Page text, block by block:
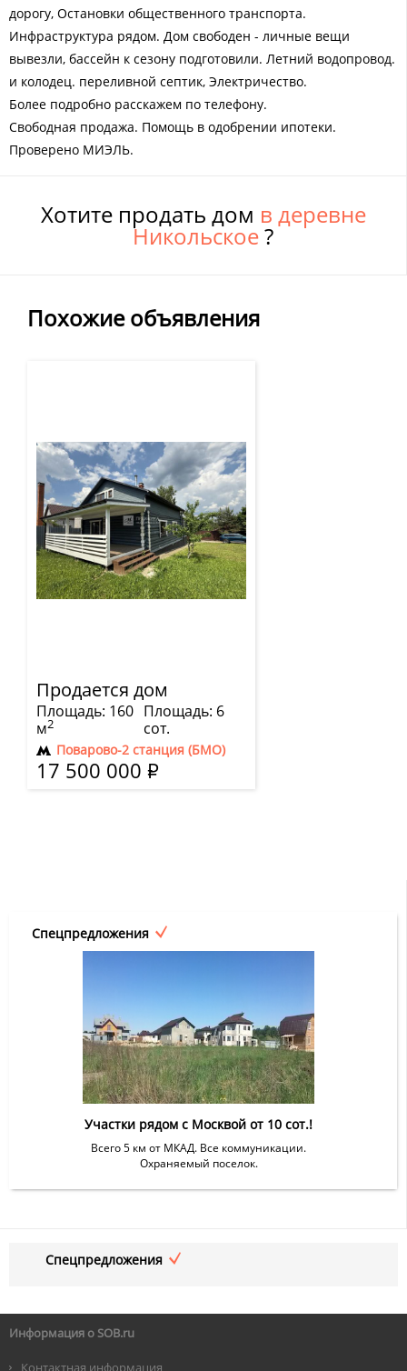
дорогу, Остановки общественного транспорта.
Инфраструктура рядом. Дом свободен - личные вещи
вывезли, бассейн к сезону подготовили. Летний водопровод.
и колодец. переливной септик, Электричество.
Более подробно расскажем по телефону.
Свободная продажа. Помощь в одобрении ипотеки.
Проверено МИЭЛЬ.
Похожие объявления
Продается дом
Площадь: 160
м2
Площадь: 6
сот.
Поварово-2 станция (БМО)
17 500 000 Р
Хотите продать дом в деревне
Никольское?
Спецпредложения
Участки рядом с Москвой от 10 сот.!
Всего 5 км от МКАД. Все коммуникации.
Охраняемый поселок.
Спецпредложения
Информация о SOB.ru
Контактная информация